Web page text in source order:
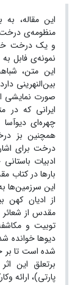
این مقاله،
منظومه‌ی درخت
و یک درخت
نمونه‌ی فابل
این متن،
بین‌النهرینی
صورت نمایشی
ایرانی که در
چهره‌ای
همچنین بز
درخت برای
ادبیات
بارها در کتاب
این سرزمین‌ها
از ادیان
مقدس از
توبیت و
دیوها خوانده
شده است تا
برتعلق این
پارتی)، ارائه